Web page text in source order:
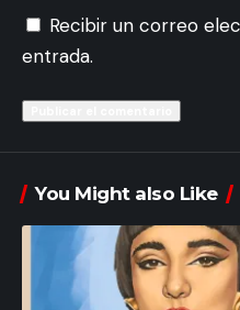
Recibir un correo
entrada.
You Might also Like